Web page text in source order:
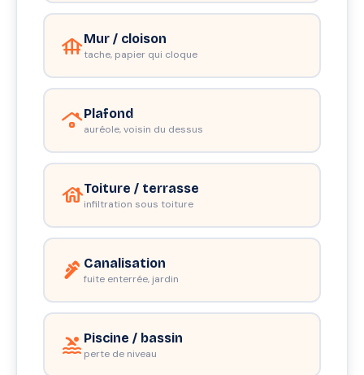
foundationMur / cloison
tache, papier qui cloque
roofingPlafond
auréole, voisin du dessus
houseToiture / terrasse
infiltration sous toiture
plumbing Canalisation
fuite enterrée, jardin
pool Piscine / bassin
perte de niveau